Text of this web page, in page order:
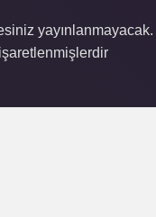
yayınlanmayacak.